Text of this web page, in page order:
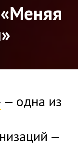
— одна из
—